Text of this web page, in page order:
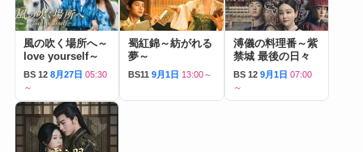
風の吹く場所へ～
love yourself～
BS 12 8月27日 05:30
～
蜀紅錦～紡がれる
夢～
BS11 9月1日 13:00～
溥儀の料理番～紫
禁城 最後の日々
BS 12 9月1日 07:00
～